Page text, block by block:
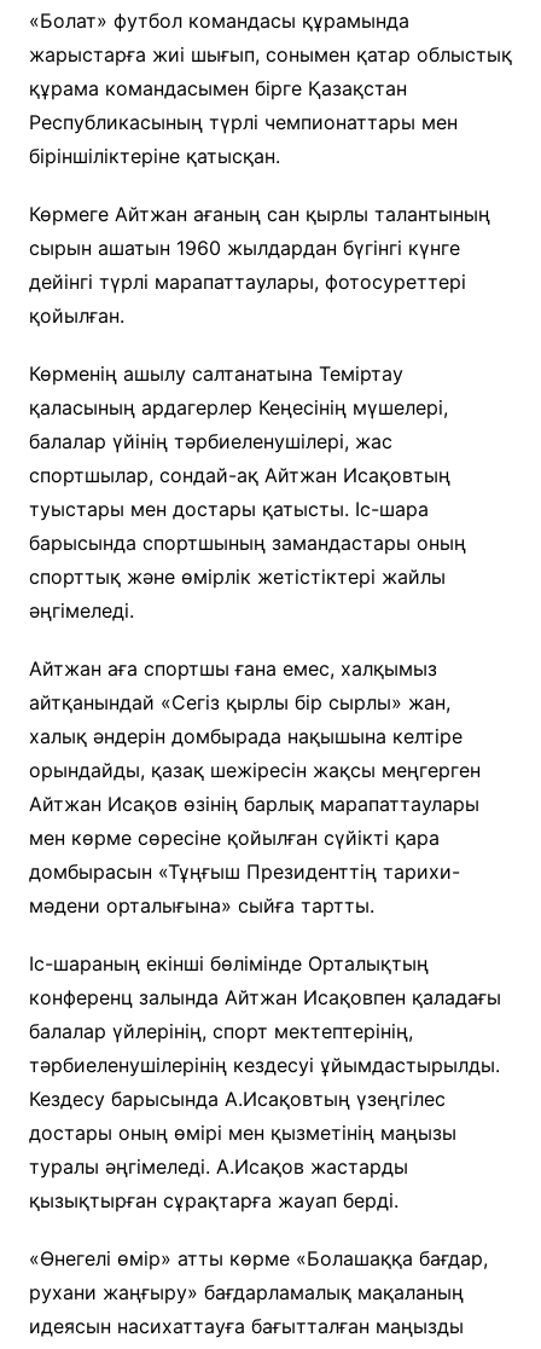
«Болат» футбол командасы құрамында
жарыстарға жиі шығып, сонымен қатар облыстық
құрама командасымен бірге Қазақстан
Республикасының түрлі чемпионаттары мен
біріншіліктеріне қатысқан.
Көрмеге Айтжан ағаның сан қырлы талантының
сырын ашатын 1960 жылдардан бүгінгі күнге
дейінгі түрлі марапаттаулары, фотосуреттері
қойылған.
Көрменің ашылу салтанатына Теміртау
қаласының ардагерлер Кеңесінің мүшелері,
балалар үйінің тәрбиеленушілері, жас
спортшылар, сондай-ақ Айтжан Исақовтың
туыстары мен достары қатысты. Іс-шара
барысында спортшының замандастары оның
спорттық және өмірлік жетістіктері жайлы
әңгімеледі.
Айтжан аға спортшы ғана емес, халқымыз
айтқанындай «Сегіз қырлы бір сырлы» жан,
халық әндерін домбырада нақышына келтіре
орындайды, қазақ шежіресін жақсы меңгерген
Айтжан Исақов өзінің барлық марапаттаулары
мен көрме сөресіне қойылған сүйікті қара
домбырасын «Тұңғыш Президенттің тарихи-
мәдени орталығына» сыйға тартты.
Іс-шараның екінші бөлімінде Орталықтың
конференц залында Айтжан Исақовпен қаладағы
балалар үйлерінің, спорт мектептерінің,
тәрбиеленушілерінің кездесуі ұйымдастырылды.
Кездесу барысында А.Исақовтың үзеңгілес
достары оның өмірі мен қызметінің маңызы
туралы әңгімеледі. А.Исақов жастарды
қызықтырған сұрақтарға жауап берді.
«Өнегелі өмір» атты көрме «Болашаққа бағдар,
рухани жаңғыру» бағдарламалық мақаланың
идеясын насихаттауға бағытталған маңызды